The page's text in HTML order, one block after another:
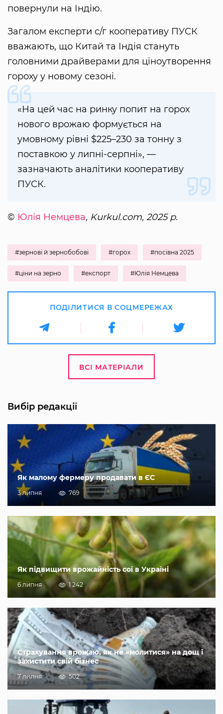
повернули на Індію.
Загалом експерти с/г кооперативу ПУСК
вважають, що Китай та Індія стануть
головними драйверами для ціноутворення
гороху у новому сезоні.
«На цей час на ринку попит на горох
нового врожаю формується на
умовному рівні $225–230 за тонну з
поставкою у липні-серпні», —
зазначають аналітики кооперативу
ПУСК.
© Юлія Немцева, Kurkul.com, 2025 р.
#зернові й зернобобові #горох #посівна 2025
#ціни на зерно #експорт #Юлія Немцева
ПОДІЛИТИСЯ В СОЦМЕРЕЖАХ
ВСІ МАТЕРІАЛИ
Вибір редакції
Як малому фермеру продавати в ЄС
3 липня 769
Як підвищити врожайність сої в Україні
6 липня 1 242
Страхування врожаю, як не «молитися» на дощ і
захистити свій бізнес
7 липня 502